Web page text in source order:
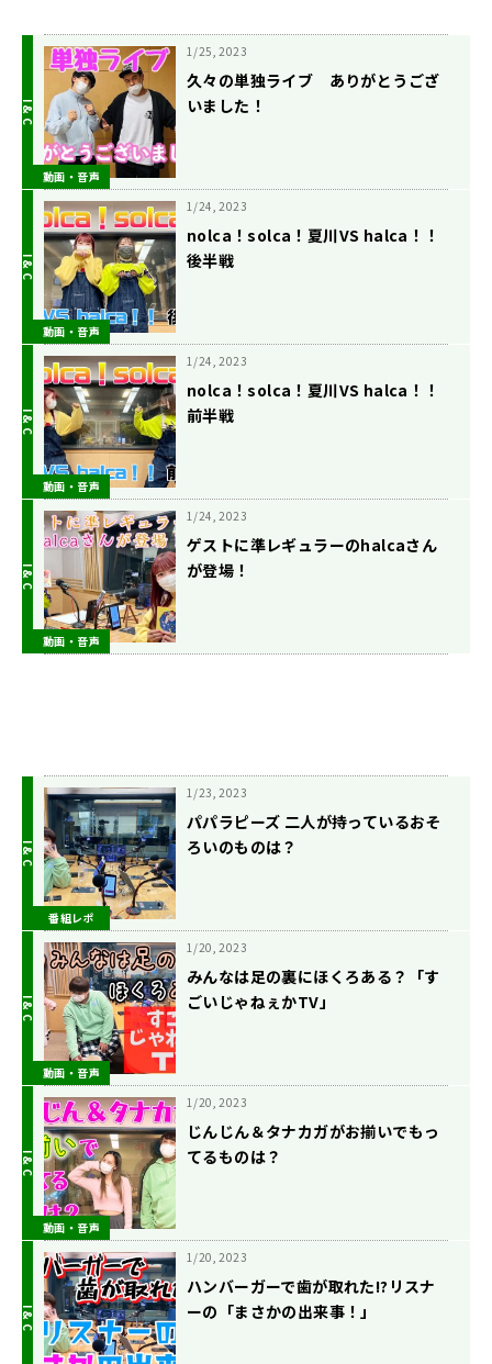
動画・音声
1/25, 2023
久々の単独ライブ ありがとうござ
いました！
動画・音声
1/24, 2023
nolca！solca！夏川VS halca！！
後半戦
動画・音声
1/24, 2023
nolca！solca！夏川VS halca！！
前半戦
動画・音声
1/24, 2023
ゲストに準レギュラーのhalcaさん
が登場！
番組レポ
1/23, 2023
パパラピーズ 二人が持っているおそ
ろいのものは？
動画・音声
1/20, 2023
みんなは足の裏にほくろある？「す
ごいじゃねぇかTV」
動画・音声
1/20, 2023
じんじん＆タナカガがお揃いでもっ
てるものは？
1/20, 2023
ハンバーガーで歯が取れた!?リスナ
ーの「まさかの出来事！」